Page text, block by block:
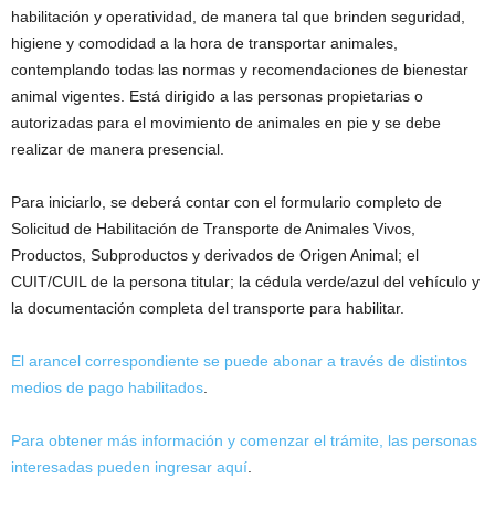
habilitación y operatividad, de manera tal que brinden seguridad,
higiene y comodidad a la hora de transportar animales,
contemplando todas las normas y recomendaciones de bienestar
animal vigentes. Está dirigido a las personas propietarias o
autorizadas para el movimiento de animales en pie y se debe
realizar de manera presencial.
Para iniciarlo, se deberá contar con el formulario completo de
Solicitud de Habilitación de Transporte de Animales Vivos,
Productos, Subproductos y derivados de Origen Animal; el
CUIT/CUIL de la persona titular; la cédula verde/azul del vehículo y
la documentación completa del transporte para habilitar.
El arancel correspondiente se puede abonar a través de distintos
medios de pago habilitados
Para obtener más información y comenzar el trámite, las personas
interesadas pueden ingresar aquí